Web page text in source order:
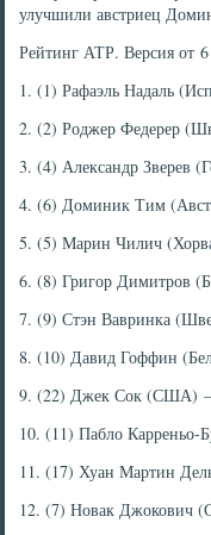
улучшили австриец
Рейтинг АТР. Версия от 6
1. (1) Рафаэль Надаль
2. (2) Роджер Федерер
3. (4) Александр Зверев
4. (6) Доминик Тим
5. (5) Марин Чилич
6. (8) Григор Димитров
7. (9) Стэн Вавринка
8. (10) Давид Гоффин
9. (22) Джек Сок (США)
10. (11) Пабло
11. (17) Хуан Мартин
12. (7) Новак Джокович